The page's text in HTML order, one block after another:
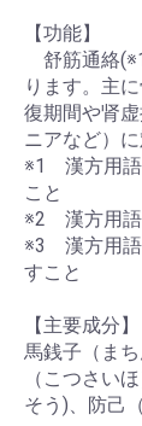
【功能】
舒筋通絡
ります。主
復期間や肾
ニアなど）
※1 漢方用語
こと
※2 漢方用語
※3 漢方用語
すこと
【主要成分】
馬銭子（ま
（こつさい
そう)、防己